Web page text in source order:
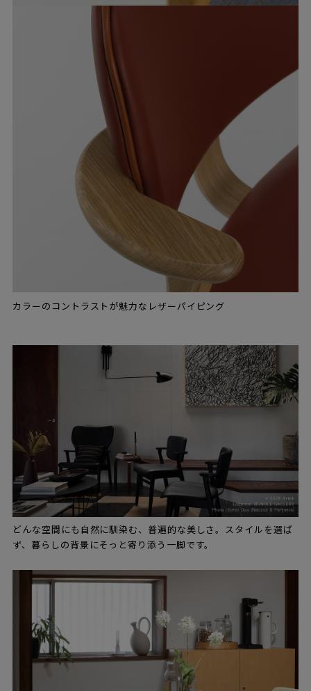
カラーのコントラストが魅力なレザーパイピング
どんな空間にも自然に馴染む、普遍的な美しさ。スタイルを選ば
ず、暮らしの背景にそっと寄り添う一脚です。